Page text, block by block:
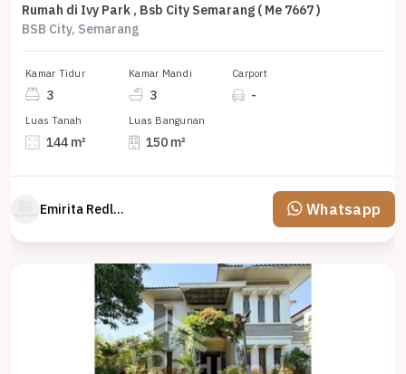
Rumah di Ivy Park , Bsb City Semarang ( Me 7667 )
BSB City, Semarang
Kamar Tidur
3
Kamar Mandi
3
Carport
-
Luas Tanah
144 m²
Luas Bangunan
150 m²
Emirita Redland Whatsapp